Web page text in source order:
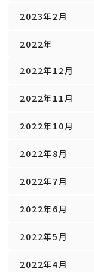
2023年2月
2022年
2022年12月
2022年11月
2022年10月
2022年8月
2022年7月
2022年6月
2022年5月
2022年4月